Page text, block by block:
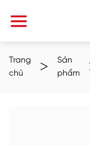
đến
Trang
chủ
>
Sản
phẩm